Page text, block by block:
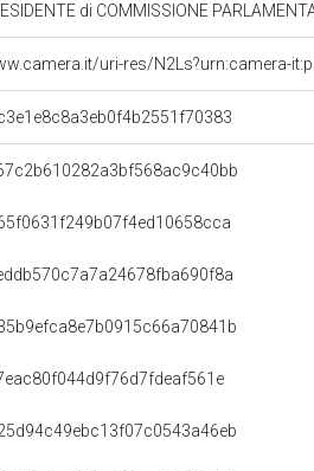
di COMMISSIONE
uri-res/N2Ls?urn:camera-